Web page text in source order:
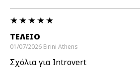
ΤΈΛΕΙΟ
01/07/2026 Eirini Athens
Σχόλια για Introvert